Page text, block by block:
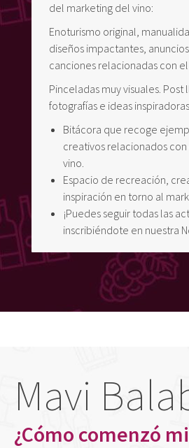
del marketing del vino:
Enoturismo original,
diseños impactantes,
canciones relacionadas con
Pinceladas muy visuales. Post
fotografías e ideas
Bitácora que recoge
creativos relacionados
vino.
Espacio de recreación,
inspiración en torno al
¡Puedes seguir todas las
inscribiéndote en nuestra
Mavi
¿Cómo comenzó